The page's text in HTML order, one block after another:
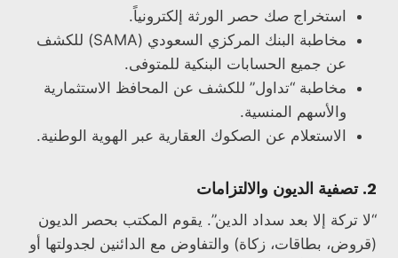
استخراج صك حصر الورثة إلكترونياً.
مخاطبة البنك المركزي السعودي (SAMA) للكشف
عن جميع الحسابات البنكية للمتوفى.
مخاطبة “تداول” للكشف عن المحافظ الاستثمارية
والأسهم المنسية.
الاستعلام عن الصكوك العقارية عبر الهوية الوطنية.
2. تصفية الديون والالتزامات
“لا تركة إلا بعد سداد الدين”. يقوم المكتب بحصر الديون
(قروض، بطاقات، زكاة) والتفاوض مع الدائنين لجدولتها أو